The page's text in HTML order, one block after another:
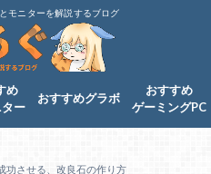
モニターを解説するブログ
め
ー
おすすめグラボ
おすすめ
ゲーミングPC
功させる、改良石の作り方